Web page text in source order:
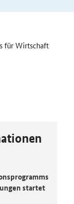
für Wirtschaft
startet